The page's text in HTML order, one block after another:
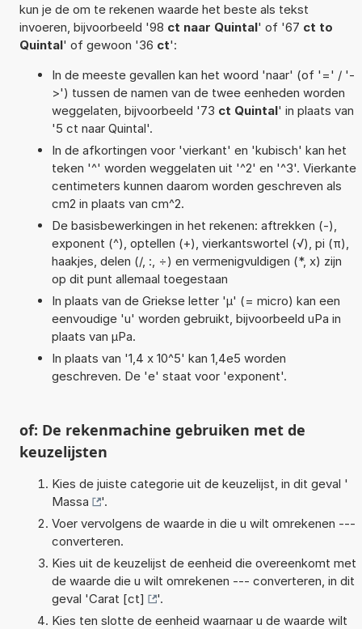
kun je de om te rekenen waarde het beste als tekst
invoeren, bijvoorbeeld '98 ct naar Quintal' of '67 ct to
Quintal' of gewoon '36 ct':
In de meeste gevallen kan het woord 'naar' (of '=' / '-
>') tussen de namen van de twee eenheden worden
weggelaten, bijvoorbeeld '73 ct Quintal' in plaats van
'5 ct naar Quintal'.
In de afkortingen voor 'vierkant' en 'kubisch' kan het
teken '^' worden weggelaten uit '^2' en '^3'. Vierkante
centimeters kunnen daarom worden geschreven als
cm2 in plaats van cm^2.
De basisbewerkingen in het rekenen: aftrekken (-),
exponent (^), optellen (+), vierkantswortel (√), pi (π),
haakjes, delen (/, :, ÷) en vermenigvuldigen (*, x) zijn
op dit punt allemaal toegestaan
In plaats van de Griekse letter 'µ' (= micro) kan een
eenvoudige 'u' worden gebruikt, bijvoorbeeld uPa in
plaats van µPa.
In plaats van '1,4 x 10^5' kan 1,4e5 worden
geschreven. De 'e' staat voor 'exponent'.
of: De rekenmachine gebruiken met de
keuzelijsten
Kies de juiste categorie uit de keuzelijst, in dit geval '
Massa
'.
Voer vervolgens de waarde in die u wilt omrekenen ---
converteren.
Kies uit de keuzelijst de eenheid die overeenkomt met
de waarde die u wilt omrekenen --- converteren, in dit
geval 'Carat [ct]
'.
Kies ten slotte de eenheid waarnaar u de waarde wilt